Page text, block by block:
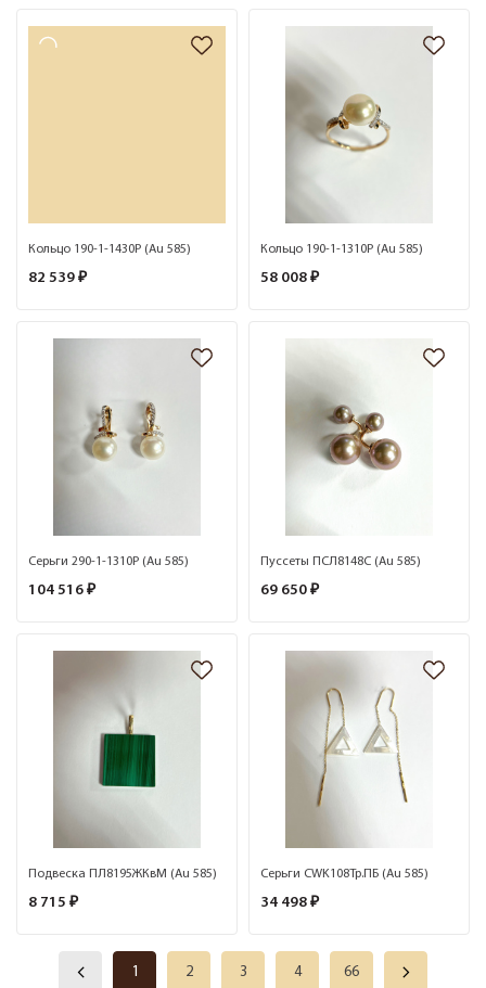
Кольцо 190-1-1430Р (Au 585)
82 539 ₽
Кольцо 190-1-1310Р (Au 585)
58 008 ₽
Серьги 290-1-1310Р (Au 585)
104 516 ₽
Пуссеты ПСЛ8148С (Au 585)
69 650 ₽
Подвеска ПЛ8195ЖКвМ (Au 585)
8 715 ₽
Серьги CWK108Тр.ПБ (Au 585)
34 498 ₽
1 2 3 4 66